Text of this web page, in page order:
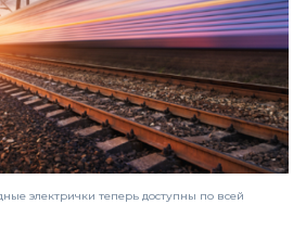
электрички теперь доступны по всей